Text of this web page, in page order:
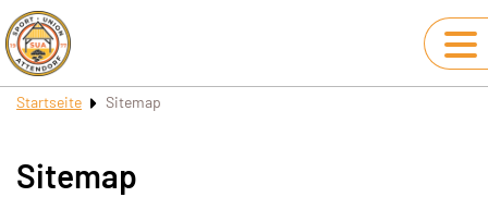
Startseite Sitemap
Sitemap